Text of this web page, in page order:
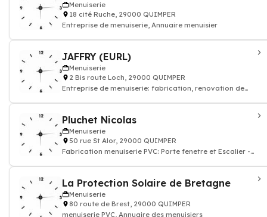
Menuiserie
18 cité Ruche, 29000 QUIMPER
Entreprise de menuiserie, Annuaire menuisier
JAFFRY (EURL)
Menuiserie
2 Bis route Loch, 29000 QUIMPER
Entreprise de menuiserie: fabrication, renovation de
Pluchet Nicolas
Menuiserie
50 rue St Alor, 29000 QUIMPER
Fabrication menuiserie PVC: Porte fenetre et Escalier -
La Protection Solaire de Bretagne
Menuiserie
80 route de Brest, 29000 QUIMPER
menuiserie PVC, Annuaire des menuisiers